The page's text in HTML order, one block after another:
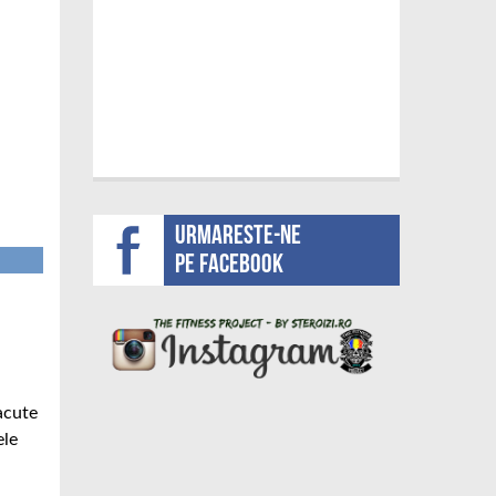
Urmareste-ne
pe facebook